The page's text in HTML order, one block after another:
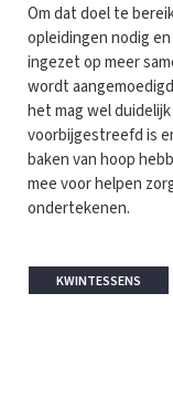
Om dat doel te
opleidingen nodig
ingezet op meer
wordt
het mag wel
voorbijgestreefd is
baken van hoop
mee voor helpen
ondertekenen.
KWINTESSENS